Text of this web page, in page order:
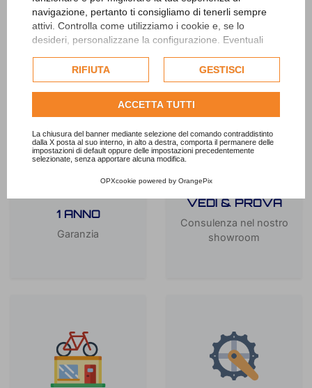
navigazione, pertanto ti consigliamo di tenerli sempre
attivi. Controlla come utilizziamo i cookie e, se lo
desideri, personalizzane la configurazione. Eventuali
esclusivamente previa acquisizione del consenso
dell'utente.
Consulta l'informativa cookie completa.
RIFIUTA GESTISCI
ACCETTA TUTTI
La chiusura del banner mediante selezione del comando contraddistinto
dalla X posta al suo interno, in alto a destra, comporta il permanere delle
impostazioni di default oppure delle impostazioni precedentemente
selezionate, senza apportare alcuna modifica.
OPXcookie powered by OrangePix
LE MIGLIORI BICI
AL MIGLIOR
PREZZO
APPROVATO
1 ANNO
Garanzia
VEDI & PROVA
Consulenza nel nostro
showroom